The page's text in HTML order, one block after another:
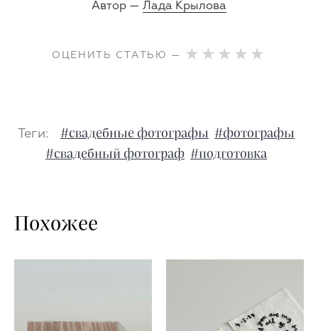
Автор — Лада Крылова
ОЦЕНИТЬ СТАТЬЮ —
Теги: #свадебные фотографы #фотографы
#свадебный фотограф #подготовка
Похожее